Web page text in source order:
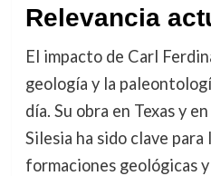
Relevancia
El impacto de Carl
geología y la
día. Su obra en Texas y
Silesia ha sido clave
formaciones geológicas